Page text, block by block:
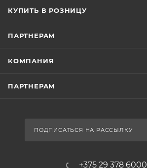
КУПИТЬ В РОЗНИЦУ
ПАРТНЕРАМ
КОМПАНИЯ
ПАРТНЕРАМ
ПОДПИСАТЬСЯ НА РАССЫЛКУ
+375 29 378 6000